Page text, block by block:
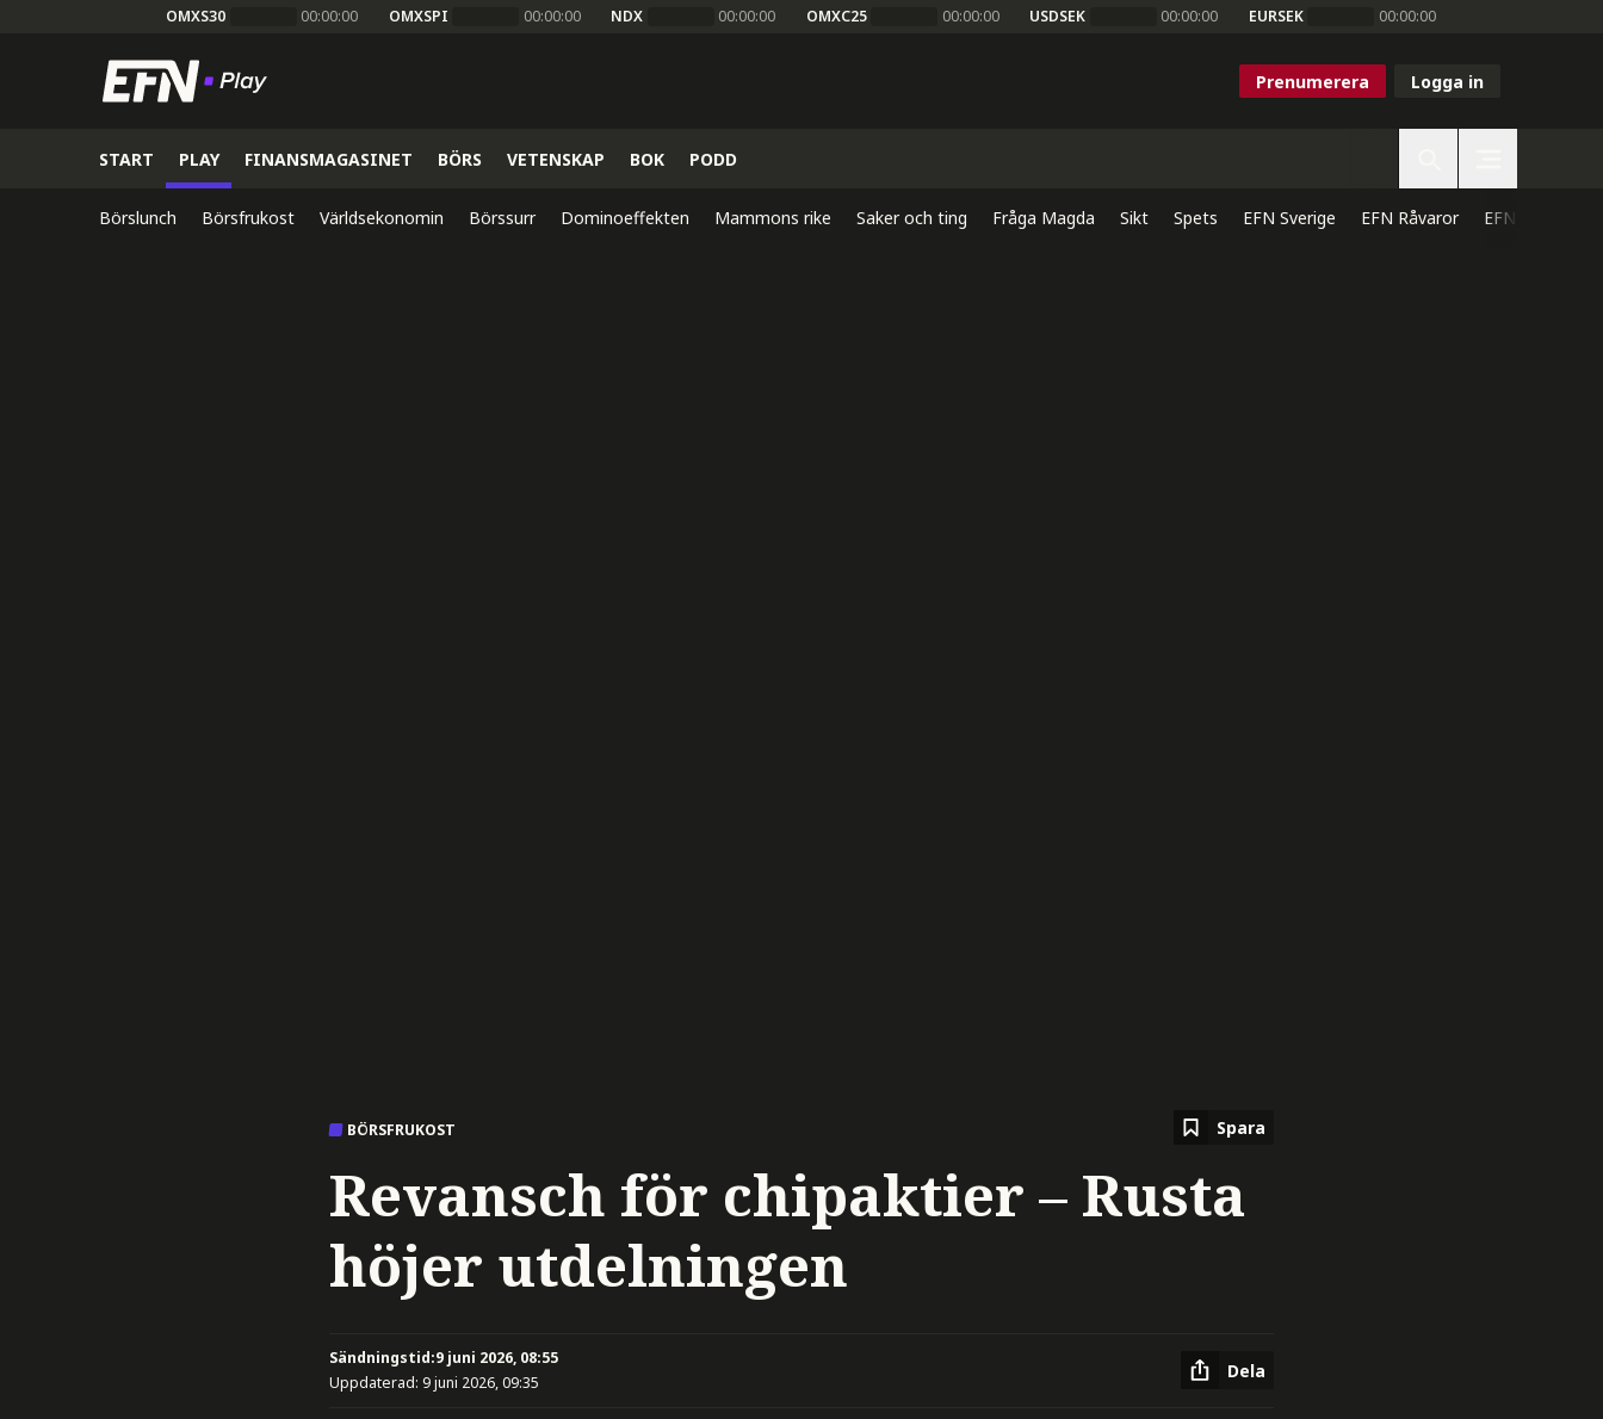
OMXS30 00:00:00 OMXSPI 00:00:00 NDX 00:00:00 OMXC25 00:00:00 USDSEK 00:00:00 EURSEK 00:00:00
Prenumerera Logga in
START PLAY FINANSMAGASINET BÖRS VETENSKAP BOK PODD
Börslunch Börsfrukost Världsekonomin Börssurr Dominoeffekten Mammons rike Saker och ting Fråga Magda Sikt Spets EFN Sverige EFN Råvaror EFN Direkt
BÖRSFRUKOST Spara
Revansch för chipaktier – Rusta
höjer utdelningen
Sändningstid:9 juni 2026, 08:55
Uppdaterad: 9 juni 2026, 09:35
Dela